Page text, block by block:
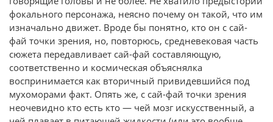
фокального персонажа, неясно почему он такой, что им
изначально движет. Вроде бы понятно, кто он с сай-
фай точки зрения, но, повторюсь, средневековая часть
сюжета передавливает сай-фай составляющую,
соответственно и космическая объяснялка
воспринимается как вторичный привидевшийся под
мухоморами факт. Опять же, с сай-фай точки зрения
неочевидно кто есть кто — чей мозг искусственный, а